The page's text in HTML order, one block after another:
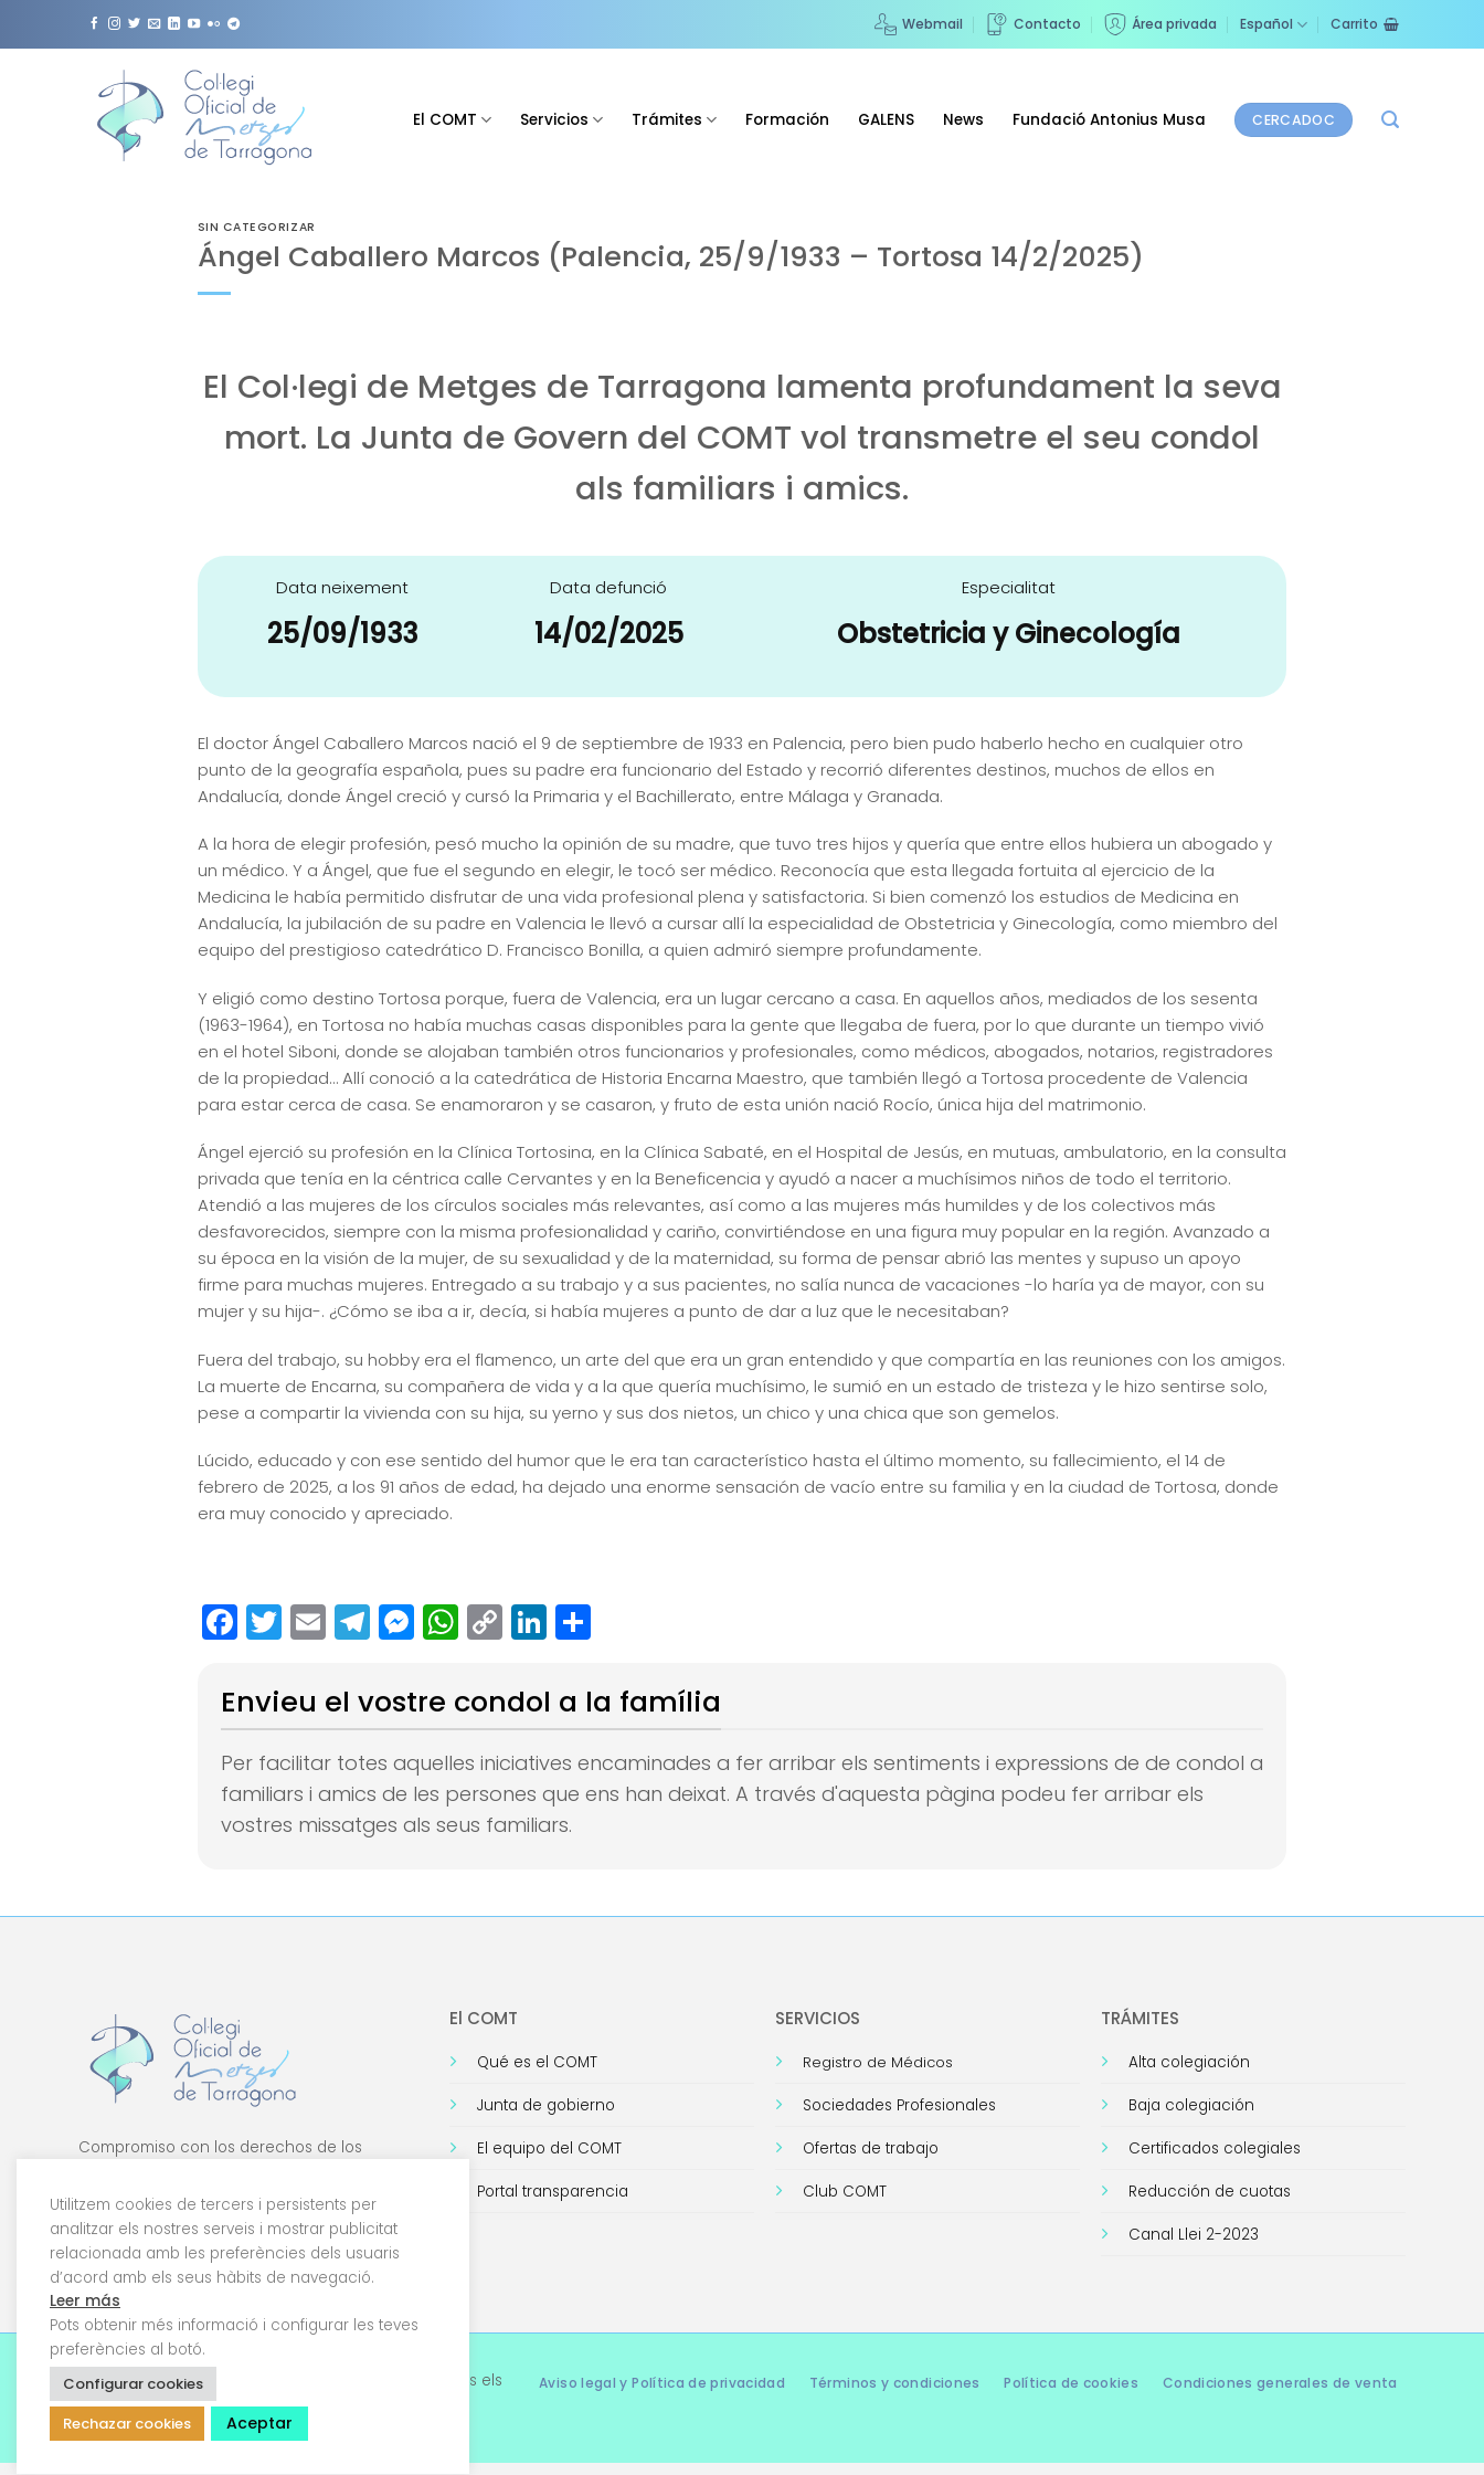
Webmail Contacto Área privada Español Carrito
El COMT Servicios Trámites Formación GALENS News Fundació Antonius Musa CERCADOC
SIN CATEGORIZAR
Ángel Caballero Marcos (Palencia, 25/9/1933 – Tortosa 14/2/2025)
El Col·legi de Metges de Tarragona lamenta profundament la seva
mort. La Junta de Govern del COMT vol transmetre el seu condol
als familiars i amics.
Data neixement
25/09/1933
Data defunció
14/02/2025
Especialitat
Obstetricia y Ginecología
El doctor Ángel Caballero Marcos nació el 9 de septiembre de 1933 en Palencia, pero bien pudo haberlo hecho en cualquier otro
punto de la geografía española, pues su padre era funcionario del Estado y recorrió diferentes destinos, muchos de ellos en
Andalucía, donde Ángel creció y cursó la Primaria y el Bachillerato, entre Málaga y Granada.
A la hora de elegir profesión, pesó mucho la opinión de su madre, que tuvo tres hijos y quería que entre ellos hubiera un abogado y
un médico. Y a Ángel, que fue el segundo en elegir, le tocó ser médico. Reconocía que esta llegada fortuita al ejercicio de la
Medicina le había permitido disfrutar de una vida profesional plena y satisfactoria. Si bien comenzó los estudios de Medicina en
Andalucía, la jubilación de su padre en Valencia le llevó a cursar allí la especialidad de Obstetricia y Ginecología, como miembro del
equipo del prestigioso catedrático D. Francisco Bonilla, a quien admiró siempre profundamente.
Y eligió como destino Tortosa porque, fuera de Valencia, era un lugar cercano a casa. En aquellos años, mediados de los sesenta
(1963-1964), en Tortosa no había muchas casas disponibles para la gente que llegaba de fuera, por lo que durante un tiempo vivió
en el hotel Siboni, donde se alojaban también otros funcionarios y profesionales, como médicos, abogados, notarios, registradores
de la propiedad… Allí conoció a la catedrática de Historia Encarna Maestro, que también llegó a Tortosa procedente de Valencia
para estar cerca de casa. Se enamoraron y se casaron, y fruto de esta unión nació Rocío, única hija del matrimonio.
Ángel ejerció su profesión en la Clínica Tortosina, en la Clínica Sabaté, en el Hospital de Jesús, en mutuas, ambulatorio, en la consulta
privada que tenía en la céntrica calle Cervantes y en la Beneficencia y ayudó a nacer a muchísimos niños de todo el territorio.
Atendió a las mujeres de los círculos sociales más relevantes, así como a las mujeres más humildes y de los colectivos más
desfavorecidos, siempre con la misma profesionalidad y cariño, convirtiéndose en una figura muy popular en la región. Avanzado a
su época en la visión de la mujer, de su sexualidad y de la maternidad, su forma de pensar abrió las mentes y supuso un apoyo
firme para muchas mujeres. Entregado a su trabajo y a sus pacientes, no salía nunca de vacaciones -lo haría ya de mayor, con su
mujer y su hija-. ¿Cómo se iba a ir, decía, si había mujeres a punto de dar a luz que le necesitaban?
Fuera del trabajo, su hobby era el flamenco, un arte del que era un gran entendido y que compartía en las reuniones con los amigos.
La muerte de Encarna, su compañera de vida y a la que quería muchísimo, le sumió en un estado de tristeza y le hizo sentirse solo,
pese a compartir la vivienda con su hija, su yerno y sus dos nietos, un chico y una chica que son gemelos.
Lúcido, educado y con ese sentido del humor que le era tan característico hasta el último momento, su fallecimiento, el 14 de
febrero de 2025, a los 91 años de edad, ha dejado una enorme sensación de vacío entre su familia y en la ciudad de Tortosa, donde
era muy conocido y apreciado.
Facebook
Twitter
EmailTelegram
Messenger
WhatsApp
Copy
Link
LinkedIn
Compartir
Envieu el vostre condol a la família
Per facilitar totes aquelles iniciatives encaminades a fer arribar els sentiments i expressions de de condol a
familiars i amics de les persones que ens han deixat. A través d'aquesta pàgina podeu fer arribar els
vostres missatges als seus familiars.
Compromiso con los derechos de los
la tecnología.
El COMT
Qué es el COMT
Junta de gobierno
El equipo del COMT
Portal transparencia
SERVICIOS
Registro de Médicos
Sociedades Profesionales
Ofertas de trabajo
Club COMT
TRÁMITES
Alta colegiación
Baja colegiación
Certificados colegiales
Reducción de cuotas
Canal Llei 2-2023
© 2026 Col·legi Oficial de Metges de Tarragona. Tots els
drets reservats
Aviso legal y Política de privacidad Términos y condiciones Política de cookies Condiciones generales de venta
Utilitzem cookies de tercers i persistents per
analitzar els nostres serveis i mostrar publicitat
relacionada amb les preferències dels usuaris
d’acord amb els seus hàbits de navegació.
Leer más
Pots obtenir més informació i configurar les teves
preferències al botó.
Configurar cookies
Rechazar cookies
Aceptar